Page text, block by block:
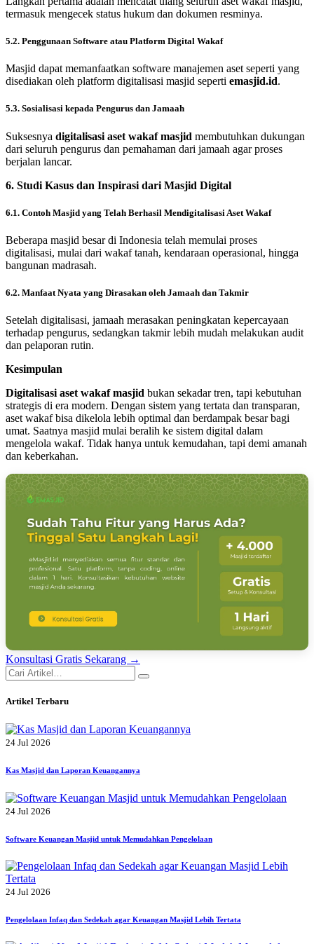
termasuk mengecek status hukum dan dokumen resminya.
5.2. Penggunaan Software atau Platform Digital Wakaf
Masjid dapat memanfaatkan software manajemen aset seperti yang
disediakan oleh platform digitalisasi masjid seperti emasjid.id.
5.3. Sosialisasi kepada Pengurus dan Jamaah
Suksesnya digitalisasi aset wakaf masjid membutuhkan dukungan
dari seluruh pengurus dan pemahaman dari jamaah agar proses
berjalan lancar.
6. Studi Kasus dan Inspirasi dari Masjid Digital
6.1. Contoh Masjid yang Telah Berhasil Mendigitalisasi Aset Wakaf
Beberapa masjid besar di Indonesia telah memulai proses
digitalisasi, mulai dari wakaf tanah, kendaraan operasional, hingga
bangunan madrasah.
6.2. Manfaat Nyata yang Dirasakan oleh Jamaah dan Takmir
Setelah digitalisasi, jamaah merasakan peningkatan kepercayaan
terhadap pengurus, sedangkan takmir lebih mudah melakukan audit
dan pelaporan rutin.
Kesimpulan
Digitalisasi aset wakaf masjid bukan sekadar tren, tapi kebutuhan
strategis di era modern. Dengan sistem yang tertata dan transparan,
aset wakaf bisa dikelola lebih optimal dan berdampak besar bagi
umat. Saatnya masjid mulai beralih ke sistem digital dalam
mengelola wakaf. Tidak hanya untuk kemudahan, tapi demi amanah
dan keberkahan.
Konsultasi Gratis Sekarang →
Artikel Terbaru
24 Jul 2026
Kas Masjid dan Laporan Keuangannya
24 Jul 2026
Software Keuangan Masjid untuk Memudahkan Pengelolaan
24 Jul 2026
Pengelolaan Infaq dan Sedekah agar Keuangan Masjid Lebih Tertata